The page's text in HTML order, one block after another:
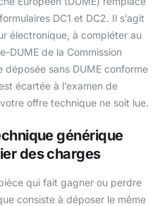
DC1 et DC2. Il s’agit
électronique, à compléter au
DUME de la Commission
sans DUME conforme
écartée à l’examen de
offre technique ne soit lue.
générique
des charges
qui fait gagner ou perdre
consiste à déposer le même